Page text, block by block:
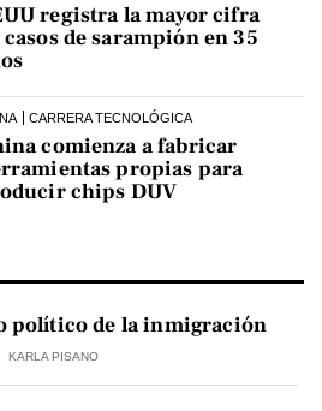
registra la mayor cifra
casos de sarampión en 35
CARRERA TECNOLÓGICA
comienza a fabricar
propias para
chips DUV
político de la inmigración
KARLA PISANO